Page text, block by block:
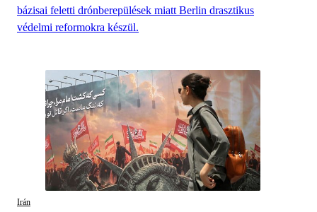
bázisai feletti drónberepülések miatt Berlin drasztikus
védelmi reformokra készül.
Irán